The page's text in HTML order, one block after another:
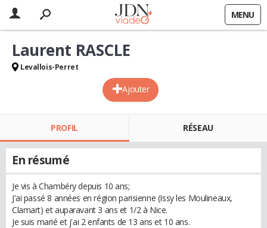
MENU
Ajouter
Laurent RASCLE
Levallois-Perret
PROFIL RÉSEAU
En résumé
Je vis à Chambéry depuis 10 ans;
J'ai passé 8 années en région parisienne (Issy les Moulineaux,
Clamart) et auparavant 3 ans et 1/2 à Nice.
Je suis marié et j'ai 2 enfants de 13 ans et 10 ans.